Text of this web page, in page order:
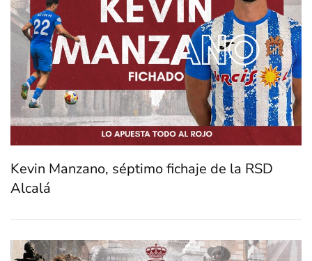
Kevin Manzano, séptimo fichaje de la RSD
Alcalá